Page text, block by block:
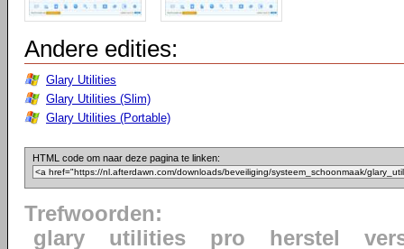
Andere edities:
Glary Utilities
Glary Utilities (Slim)
Glary Utilities (Portable)
HTML code om naar deze pagina te linken:
Trefwoorden:
glary
utilities pro herstel